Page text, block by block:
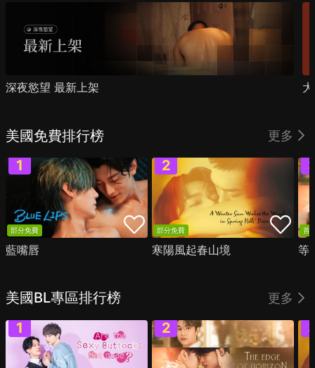
深夜慾望 最新上架
美國免費排行榜 更多
部分免費
藍嘴唇
部分免費
寒陽風起春山境
首
等
美國BL專區排行榜 更多